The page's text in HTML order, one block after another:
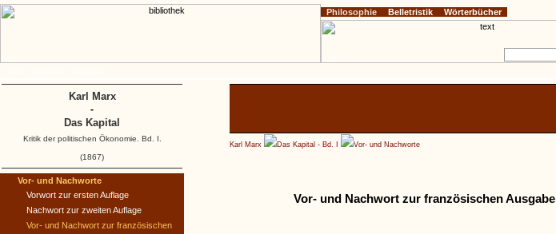
Karl Marx Das Kapital - Bd. I Vor- und Nachworte
Vor- und Nachwort zur französischen Ausgabe
Vor- und Nachworte
Vorwort zur ersten Auflage
Nachwort zur zweiten Auflage
Vor- und Nachwort zur französischen
Philosophie Belletristik Wörterbücher
Karl Marx
-
Das Kapital
Kritik der politischen Ökonomie. Bd. I.
(1867)